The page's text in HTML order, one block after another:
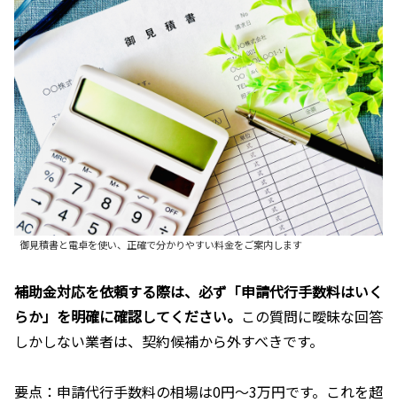
御見積書と電卓を使い、正確で分かりやすい料金をご案内します
補助金対応を依頼する際は、必ず「申請代行手数料はいく
らか」を明確に確認してください。 この質問に曖昧な回答
しかしない業者は、契約候補から外すべきです。
要点：申請代行手数料の相場は0円～3万円です。これを超